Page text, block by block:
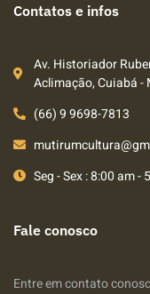
Contatos e infos
Av. Historiador
Aclimação, Cuiabá -
(66) 9 9698-7813
Seg - Sex : 8:00 am -
Fale conosco
Entre em contato